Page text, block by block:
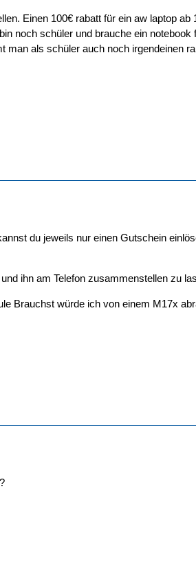
Einen 100€ rabatt für ein aw laptop
noch schüler und brauche ein
man als schüler auch noch irgendeinen
du jeweils nur einen Gutschein
ihn am Telefon zusammenstellen zu
Brauchst würde ich von einem M17x